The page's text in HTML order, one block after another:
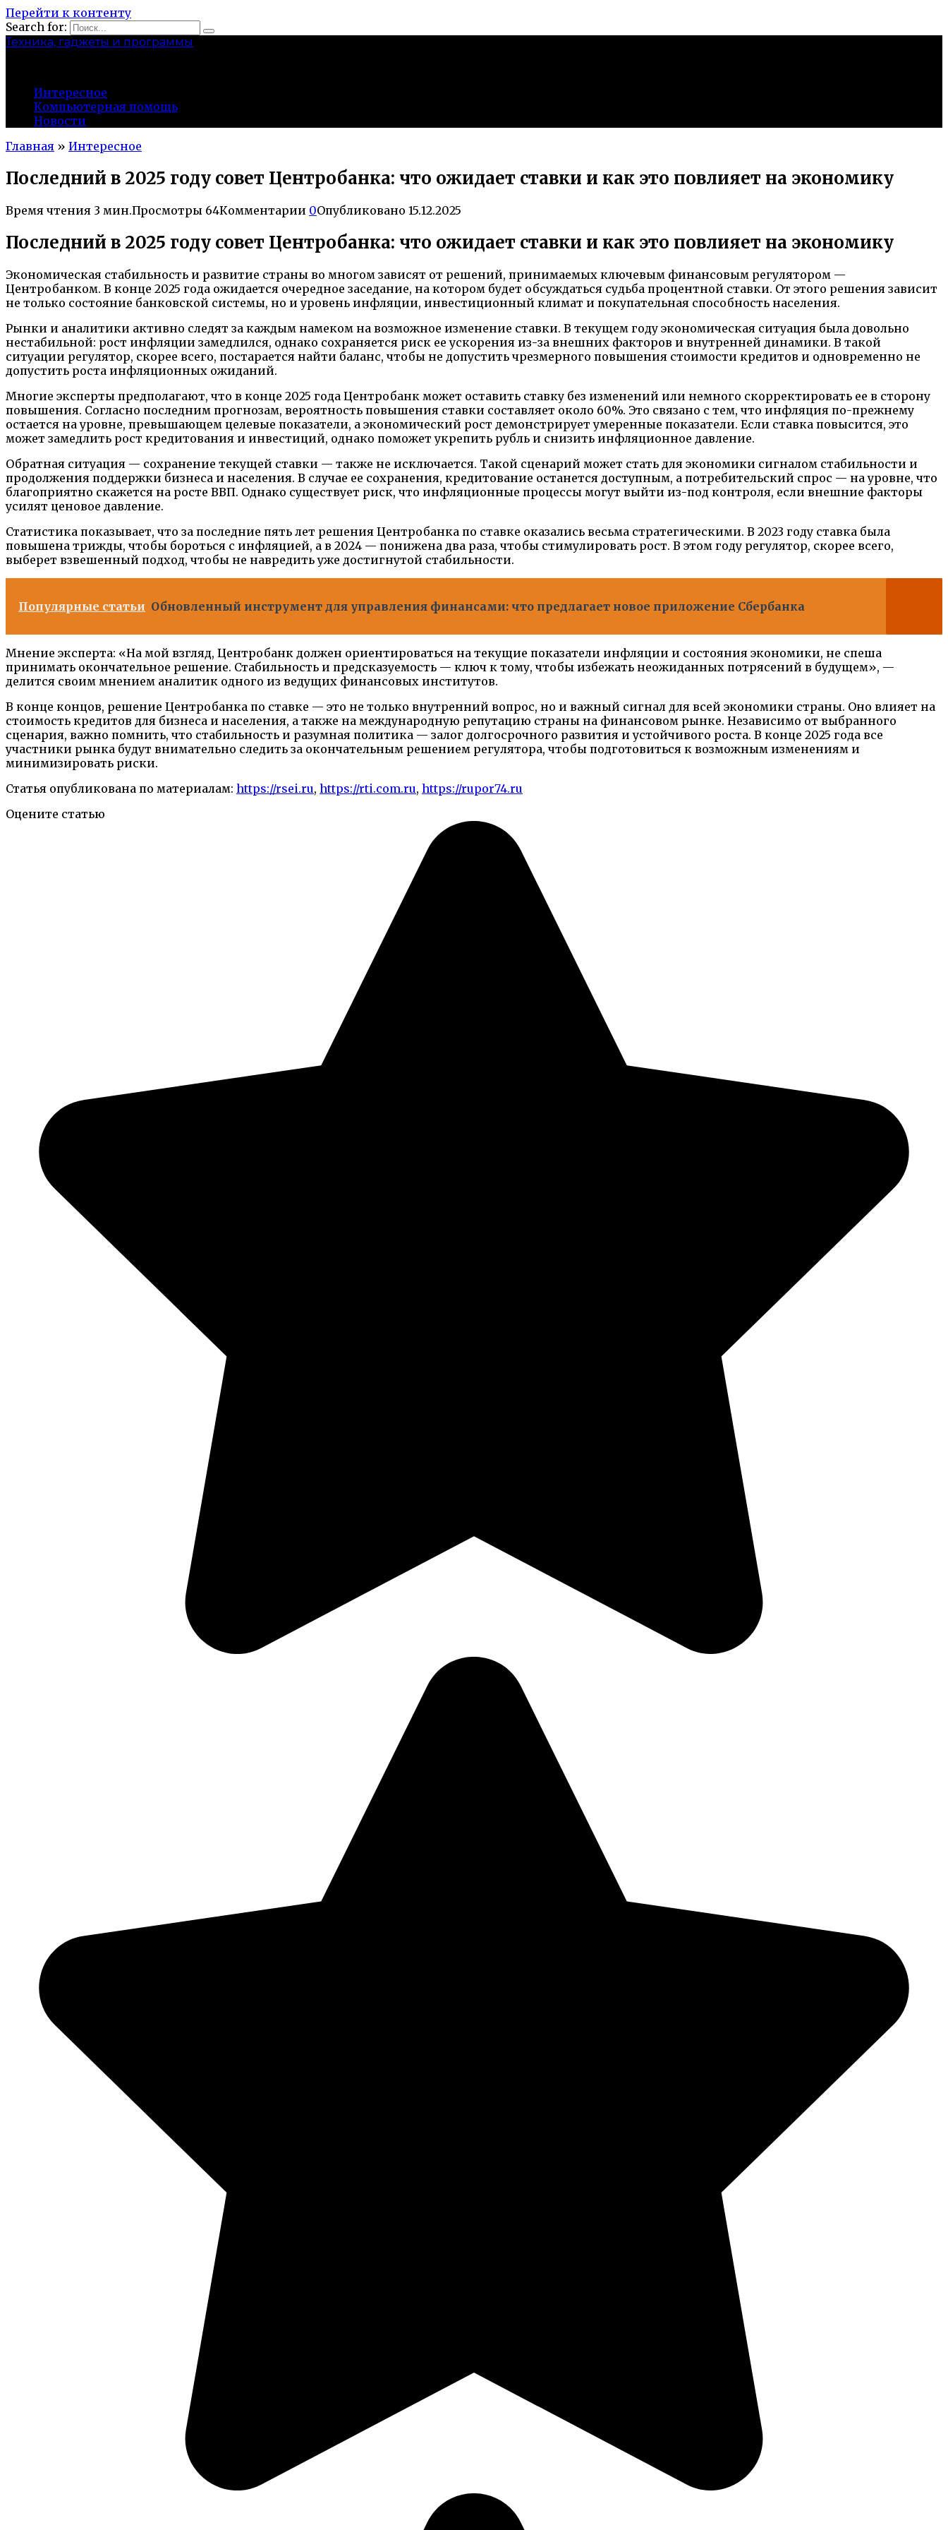
Перейти к контенту
Search for:
Техника, гаджеты и программы
Интересное
Компьютерная помощь
Новости
Главная » Интересное
Последний в 2025 году совет Центробанка: что ожидает ставки и как это повлияет на экономику
Время чтения 3 мин.Просмотры 64Комментарии 0Опубликовано 15.12.2025
Последний в 2025 году совет Центробанка: что ожидает ставки и как это повлияет на экономику
Экономическая стабильность и развитие страны во многом зависят от решений, принимаемых ключевым финансовым регулятором —
Центробанком. В конце 2025 года ожидается очередное заседание, на котором будет обсуждаться судьба процентной ставки. От этого решения зависит
не только состояние банковской системы, но и уровень инфляции, инвестиционный климат и покупательная способность населения.
Рынки и аналитики активно следят за каждым намеком на возможное изменение ставки. В текущем году экономическая ситуация была довольно
нестабильной: рост инфляции замедлился, однако сохраняется риск ее ускорения из-за внешних факторов и внутренней динамики. В такой
ситуации регулятор, скорее всего, постарается найти баланс, чтобы не допустить чрезмерного повышения стоимости кредитов и одновременно не
допустить роста инфляционных ожиданий.
Многие эксперты предполагают, что в конце 2025 года Центробанк может оставить ставку без изменений или немного скорректировать ее в сторону
повышения. Согласно последним прогнозам, вероятность повышения ставки составляет около 60%. Это связано с тем, что инфляция по-прежнему
остается на уровне, превышающем целевые показатели, а экономический рост демонстрирует умеренные показатели. Если ставка повысится, это
может замедлить рост кредитования и инвестиций, однако поможет укрепить рубль и снизить инфляционное давление.
Обратная ситуация — сохранение текущей ставки — также не исключается. Такой сценарий может стать для экономики сигналом стабильности и
продолжения поддержки бизнеса и населения. В случае ее сохранения, кредитование останется доступным, а потребительский спрос — на уровне, что
благоприятно скажется на росте ВВП. Однако существует риск, что инфляционные процессы могут выйти из-под контроля, если внешние факторы
усилят ценовое давление.
Статистика показывает, что за последние пять лет решения Центробанка по ставке оказались весьма стратегическими. В 2023 году ставка была
повышена трижды, чтобы бороться с инфляцией, а в 2024 — понижена два раза, чтобы стимулировать рост. В этом году регулятор, скорее всего,
выберет взвешенный подход, чтобы не навредить уже достигнутой стабильности.
Популярные статьи Обновленный инструмент для управления финансами: что предлагает новое приложение Сбербанка
Мнение эксперта: «На мой взгляд, Центробанк должен ориентироваться на текущие показатели инфляции и состояния экономики, не спеша
принимать окончательное решение. Стабильность и предсказуемость — ключ к тому, чтобы избежать неожиданных потрясений в будущем», —
делится своим мнением аналитик одного из ведущих финансовых институтов.
В конце концов, решение Центробанка по ставке — это не только внутренний вопрос, но и важный сигнал для всей экономики страны. Оно влияет на
стоимость кредитов для бизнеса и населения, а также на международную репутацию страны на финансовом рынке. Независимо от выбранного
сценария, важно помнить, что стабильность и разумная политика — залог долгосрочного развития и устойчивого роста. В конце 2025 года все
участники рынка будут внимательно следить за окончательным решением регулятора, чтобы подготовиться к возможным изменениям и
минимизировать риски.
Статья опубликована по материалам: https://rsei.ru, https://rti.com.ru, https://rupor74.ru
Оцените статью